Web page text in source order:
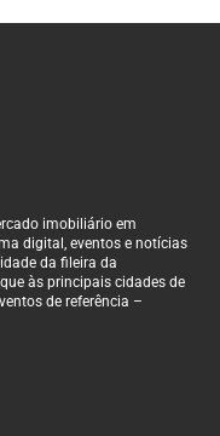
imobiliário em
digital, eventos e notícias
da fileira da
às principais cidades de
de referência –